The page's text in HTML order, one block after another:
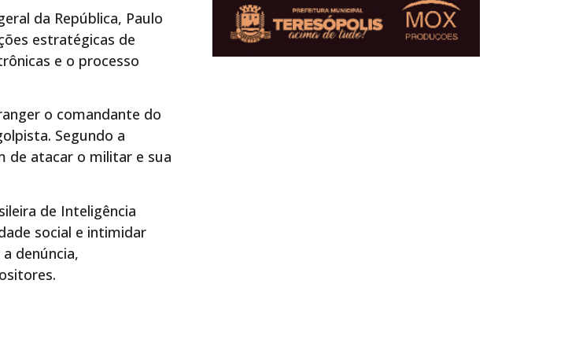
da República, Paulo
estratégicas de
e o processo
o comandante do
Segundo a
de atacar o militar e sua
de Inteligência
social e intimidar
denúncia,